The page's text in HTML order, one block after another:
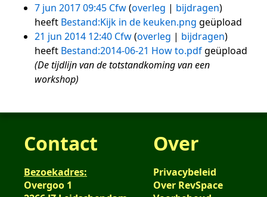
7 jun 2017 09:45 Cfw overleg
bijdragen
heeft Bestand:Kijk in de keuken.png geüpload
21 jun 2014 12:40 Cfw overleg
bijdragen
heeft Bestand:2014-06-21 How to.pdfgeüpload
(De tijdlijn van de totstandkoming van een
workshop)
Contact
Bezoekadres:
Overgoo 1
Over
Privacybeleid
Over RevSpace